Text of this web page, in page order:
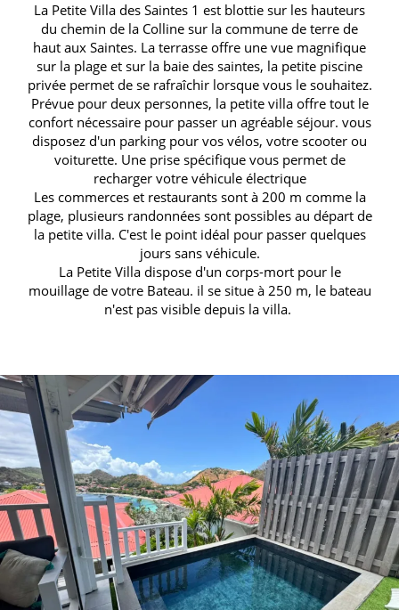
La Petite Villa des Saintes 1 est blottie sur les hauteurs
du chemin de la Colline sur la commune de terre de
haut aux Saintes. La terrasse offre une vue magnifique
sur la plage et sur la baie des saintes, la petite piscine
privée permet de se rafraîchir lorsque vous le souhaitez.
Prévue pour deux personnes, la petite villa offre tout le
confort nécessaire pour passer un agréable séjour. vous
disposez d'un parking pour vos vélos, votre scooter ou
voiturette. Une prise spécifique vous permet de
recharger votre véhicule électrique
Les commerces et restaurants sont à 200 m comme la
plage, plusieurs randonnées sont possibles au départ de
la petite villa. C'est le point idéal pour passer quelques
jours sans véhicule.
La Petite Villa dispose d'un corps-mort pour le
mouillage de votre Bateau. il se situe à 250 m, le bateau
n'est pas visible depuis la villa.